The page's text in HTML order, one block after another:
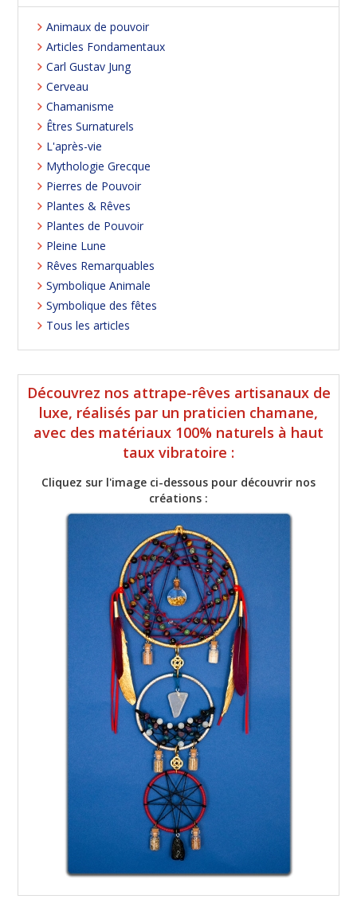
Animaux de pouvoir
Articles Fondamentaux
Carl Gustav Jung
Cerveau
Chamanisme
Êtres Surnaturels
L'après-vie
Mythologie Grecque
Pierres de Pouvoir
Plantes & Rêves
Plantes de Pouvoir
Pleine Lune
Rêves Remarquables
Symbolique Animale
Symbolique des fêtes
Tous les articles
Découvrez nos attrape-rêves artisanaux de
luxe, réalisés par un praticien chamane,
avec des matériaux 100% naturels à haut
taux vibratoire :
Cliquez sur l'image ci-dessous pour découvrir nos
créations :